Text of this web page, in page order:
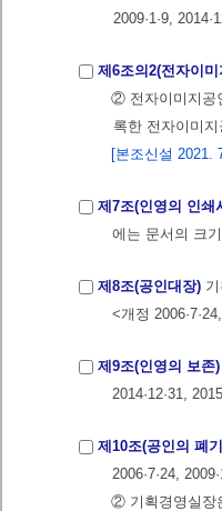
2009·1·9,
제6조의2(전자이
② 전자이미지공
록한 전자이미
[본조신설 2021.
제7조(인영의 인쇄
에는 문서의 크
제8조(공인대장)
<개정
제9조(인영의 보존)
2014·12·31,
제10조(공인의 폐
2006·7·24,
② 기획경영실장